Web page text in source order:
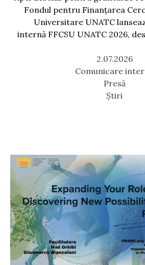
Fondul pentru Finanțarea
Universitare UNATC
internă FFCSU UNATC 2026,
2.07.2026
Comunicare
Presă
Știri